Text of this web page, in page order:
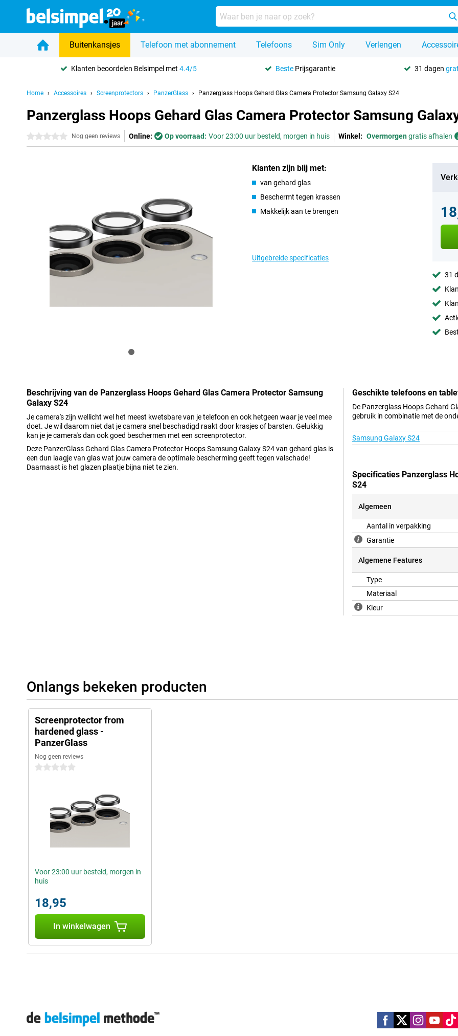
Buitenkansjes Telefoon met abonnement Telefoons Sim Only Verlengen
Klanten beoordelen Belsimpel met4.4/5 Beste Prijsgarantie 31 dagen
Home Accessoires Screenprotectors PanzerGlass Panzerglass Hoops Gehard Glas Camera Protector Samsung Galaxy S24
Panzerglass Hoops Gehard Glas Camera Protector Samsung
0 sterren Nog geen reviews Online: Op voorraad: Voor 23:00 uur besteld, morgen in huis Winkel: Overmorgengratis afhalen
Klanten zijn blij met:
van gehard glas
Beschermt tegen krassen
Makkelijk aan te brengen
Uitgebreide specificaties
31
Beschrijving van de Panzerglass Hoops Gehard Glas Camera Protector Samsung
Galaxy S24
Je camera's zijn wellicht wel het meest kwetsbare van je telefoon en ook hetgeen waar je veel mee
doet. Je wil daarom niet dat je camera snel beschadigd raakt door krasjes of barsten. Gelukkig
kan je je camera's dan ook goed beschermen met een screenprotector.
Deze PanzerGlass Gehard Glas Camera Protector Hoops Samsung Galaxy S24 van gehard glas is
een dun laagje van glas wat jouw camera de optimale bescherming geeft tegen valschade!
Daarnaast is het glazen plaatje bijna niet te zien.
Geschikte telefoons en
De Panzerglass Hoops Gehard
gebruik in combinatie met de
Samsung Galaxy S24
Specificaties Panzerglass
S24
Algemeen
Aantal in verpakking
Garantie
Algemene Features
Type
Materiaal
Kleur
Onlangs bekeken producten
Screenprotector from
hardened glass -
PanzerGlass
Nog geen reviews
0 sterren
Voor 23:00 uur besteld, morgen in
huis
18,95
In winkelwagen
Social media